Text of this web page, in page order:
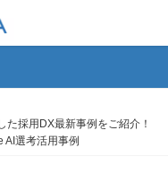
た採用DX最新事例をご紹介！
AI選考活用事例